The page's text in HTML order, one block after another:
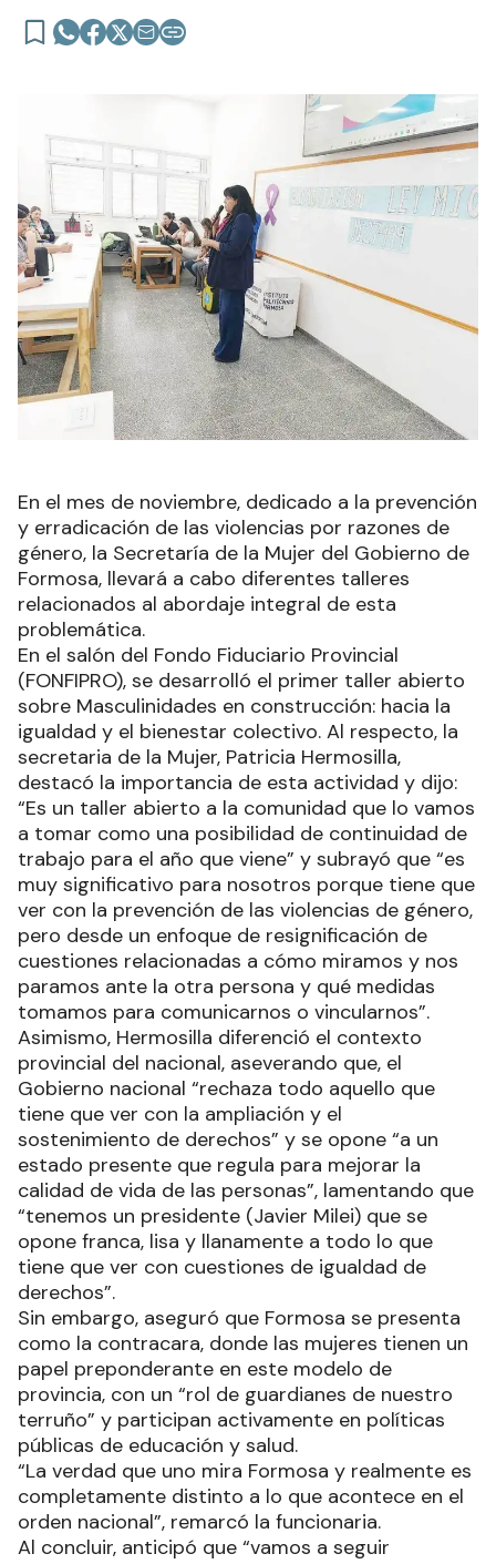
En el mes de noviembre, dedicado a la prevención
y erradicación de las violencias por razones de
género, la Secretaría de la Mujer del Gobierno de
Formosa, llevará a cabo diferentes talleres
relacionados al abordaje integral de esta
problemática.
En el salón del Fondo Fiduciario Provincial
(FONFIPRO), se desarrolló el primer taller abierto
sobre Masculinidades en construcción: hacia la
igualdad y el bienestar colectivo. Al respecto, la
secretaria de la Mujer, Patricia Hermosilla,
destacó la importancia de esta actividad y dijo:
“Es un taller abierto a la comunidad que lo vamos
a tomar como una posibilidad de continuidad de
trabajo para el año que viene” y subrayó que “es
muy significativo para nosotros porque tiene que
ver con la prevención de las violencias de género,
pero desde un enfoque de resignificación de
cuestiones relacionadas a cómo miramos y nos
paramos ante la otra persona y qué medidas
tomamos para comunicarnos o vincularnos”.
Asimismo, Hermosilla diferenció el contexto
provincial del nacional, aseverando que, el
Gobierno nacional “rechaza todo aquello que
tiene que ver con la ampliación y el
sostenimiento de derechos” y se opone “a un
estado presente que regula para mejorar la
calidad de vida de las personas”, lamentando que
“tenemos un presidente (Javier Milei) que se
opone franca, lisa y llanamente a todo lo que
tiene que ver con cuestiones de igualdad de
derechos”.
Sin embargo, aseguró que Formosa se presenta
como la contracara, donde las mujeres tienen un
papel preponderante en este modelo de
provincia, con un “rol de guardianes de nuestro
terruño” y participan activamente en políticas
públicas de educación y salud.
“La verdad que uno mira Formosa y realmente es
completamente distinto a lo que acontece en el
orden nacional”, remarcó la funcionaria.
Al concluir, anticipó que “vamos a seguir